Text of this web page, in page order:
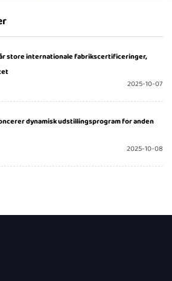
store internationale fabrikscertificeringer,
2025-10-07
dynamisk udstillingsprogram for anden
2025-10-08